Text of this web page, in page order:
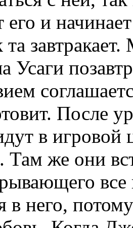
и
та
Усаги
После
в игровой
же они
все
в него,